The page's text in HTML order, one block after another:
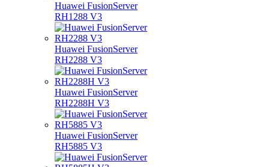
Huawei FusionServer
RH1288 V3
Huawei FusionServer
RH2288 V3
Huawei FusionServer
RH2288H V3
Huawei FusionServer
RH5885 V3